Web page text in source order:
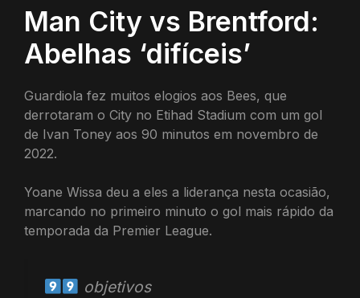
Man City vs Brentford:
Abelhas ‘difíceis’
Guardiola fez muitos elogios aos Bees, que
derrotaram o City no Etihad Stadium com um gol
de Ivan Toney aos 90 minutos em novembro de
2022.
Yoane Wissa deu a eles a liderança nesta ocasião,
marcando no primeiro minuto o gol mais rápido da
temporada da Premier League.
objetivos